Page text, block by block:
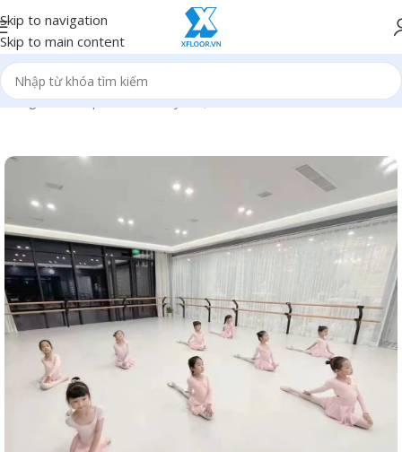
Skip to navigation
Skip to main content
Trang chủ/Sản phẩm/Sàn vinyl cuộn